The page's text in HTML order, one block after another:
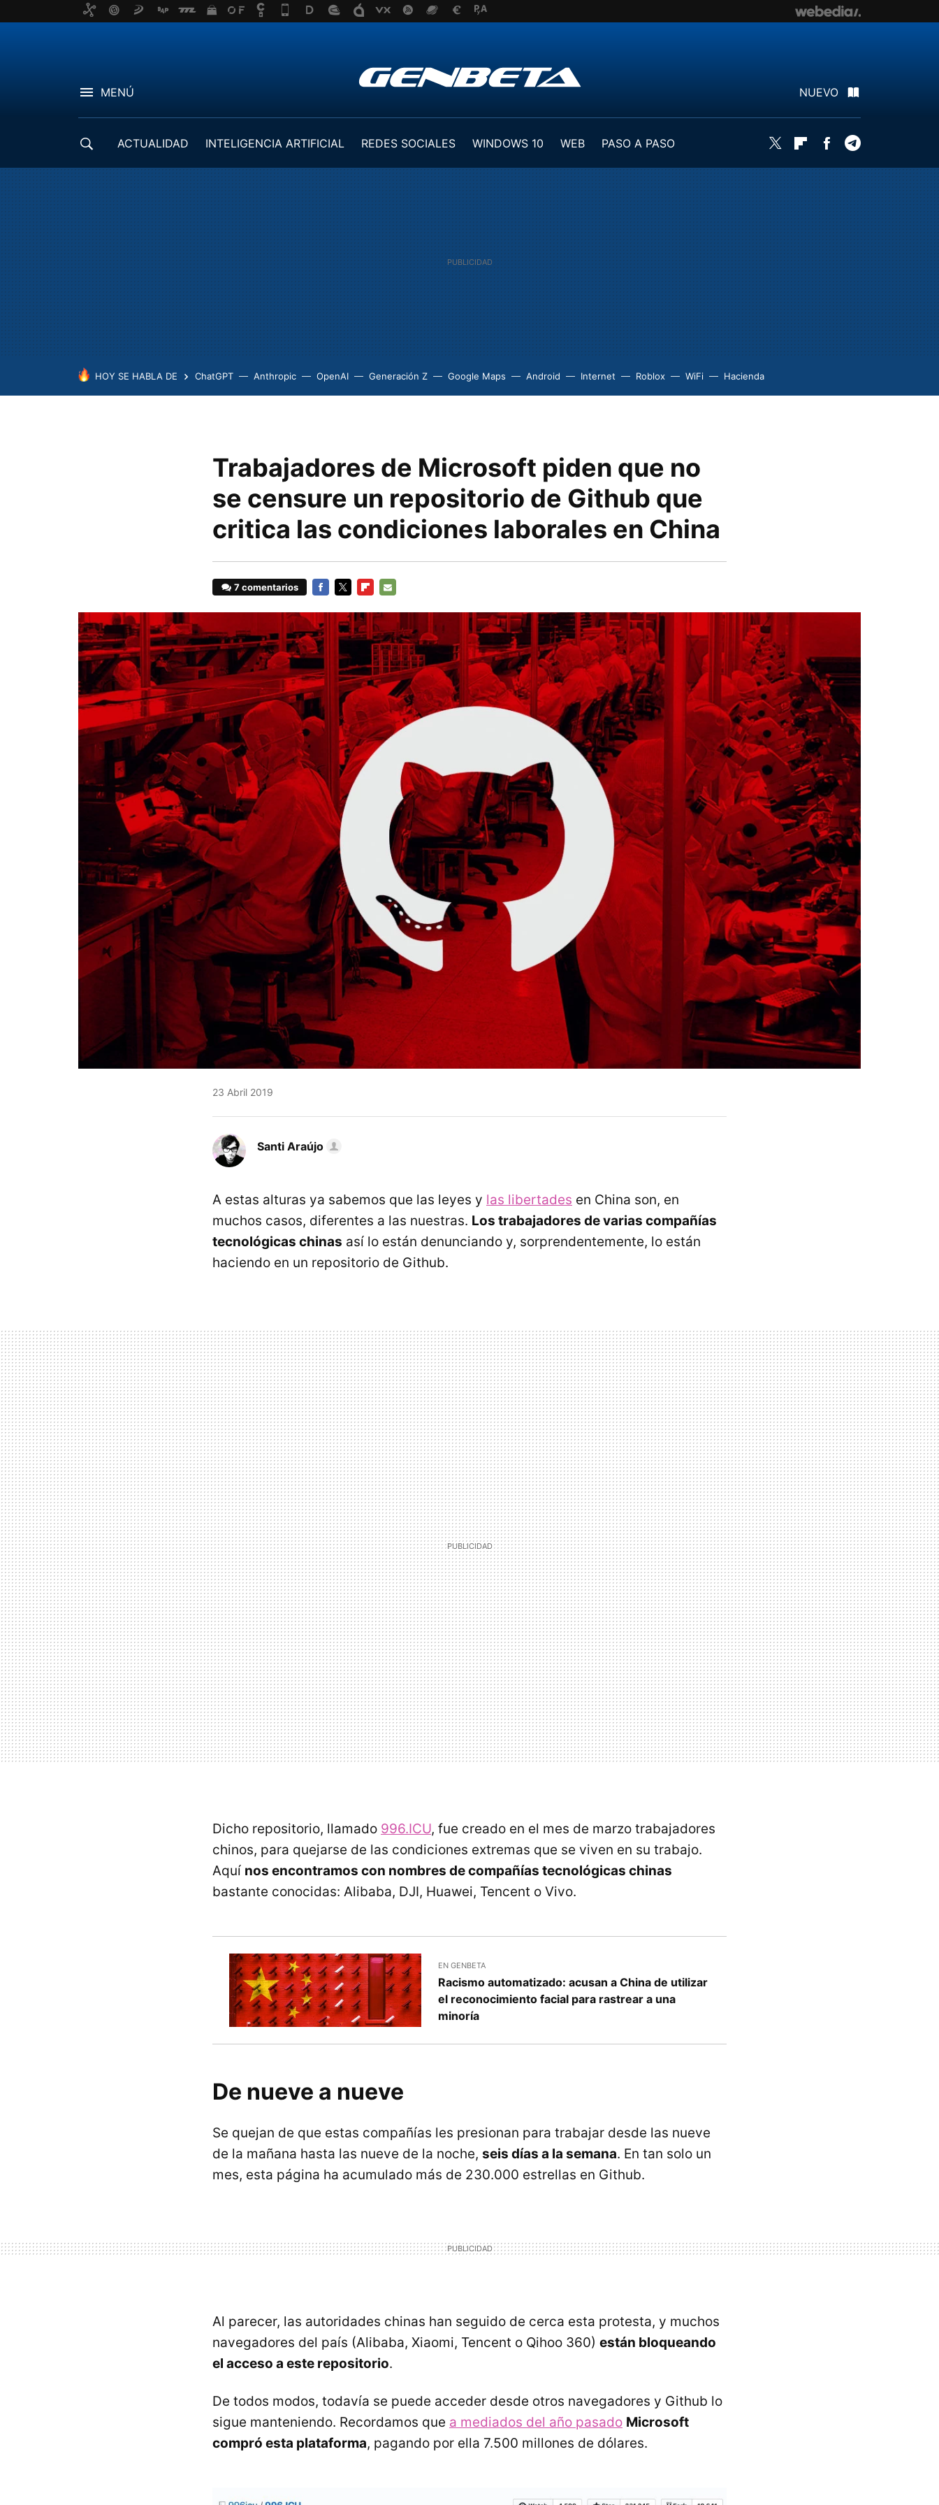
MENÚ NUEVO
ACTUALIDAD INTELIGENCIA ARTIFICIAL REDES SOCIALES WINDOWS 10 WEB
PASO A PASO
Twitter FlipboardFacebook
HOY SE HABLA DE ChatGPT Anthropic OpenAI Generación Z Google Maps Android Internet Roblox WiFi Hacienda
Trabajadores de Microsoft piden que no
se censure un repositorio de Github que
critica las condiciones laborales en China
7 comentarios
MAIL
23 Abril 2019
Santi Araújo
A estas alturas ya sabemos que las leyes y las libertades en China son, en
muchos casos, diferentes a las nuestras. Los trabajadores de varias compañías
tecnológicas chinas así lo están denunciando y, sorprendentemente, lo están
haciendo en un repositorio de Github.
Dicho repositorio, llamado 996.ICU, fue creado en el mes de marzo trabajadores
chinos, para quejarse de las condiciones extremas que se viven en su trabajo.
Aquí nos encontramos con nombres de compañías tecnológicas chinas
bastante conocidas: Alibaba, DJI, Huawei, Tencent o Vivo.
EN GENBETA
Racismo automatizado: acusan a China de utilizar
el reconocimiento facial para rastrear a una
minoría
De nueve a nueve
Se quejan de que estas compañías les presionan para trabajar desde las nueve
de la mañana hasta las nueve de la noche, seis días a la semana. En tan solo un
mes, esta página ha acumulado más de 230.000 estrellas en Github.
Al parecer, las autoridades chinas han seguido de cerca esta protesta, y muchos
navegadores del país (Alibaba, Xiaomi, Tencent o Qihoo 360) están bloqueando
el acceso a este repositorio.
De todos modos, todavía se puede acceder desde otros navegadores y Github lo
sigue manteniendo. Recordamos que a mediados del año pasado Microsoft
compró esta plataforma, pagando por ella 7.500 millones de dólares.